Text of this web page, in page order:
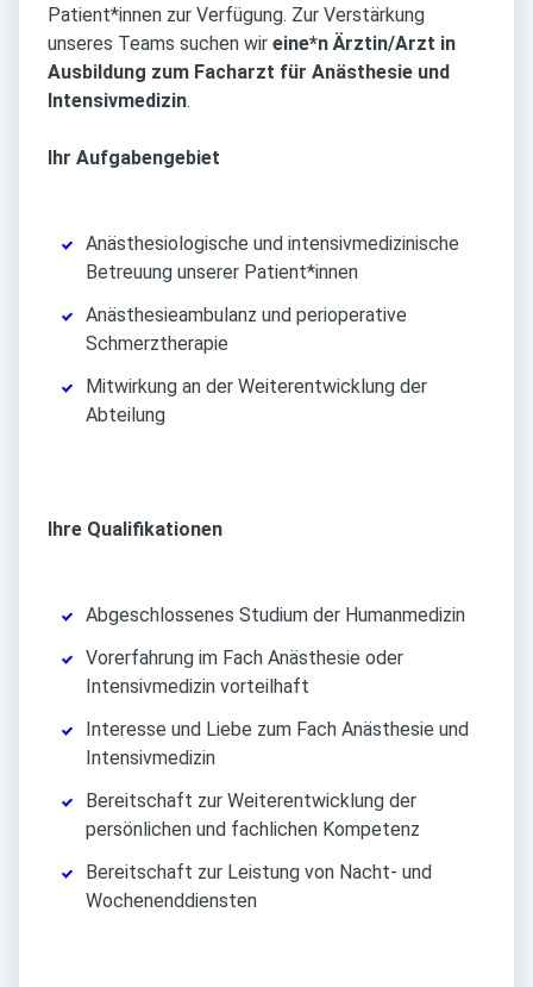
Patient*innen zur Verfügung. Zur Verstärkung
unseres Teams suchen wir eine*n Ärztin/Arzt in
Ausbildung zum Facharzt für Anästhesie und
Intensivmedizin.
Ihr Aufgabengebiet
Anästhesiologische und intensivmedizinische
Betreuung unserer Patient*innen
Anästhesieambulanz und perioperative
Schmerztherapie
Mitwirkung an der Weiterentwicklung der
Abteilung
Ihre Qualifikationen
Abgeschlossenes Studium der Humanmedizin
Vorerfahrung im Fach Anästhesie oder
Intensivmedizin vorteilhaft
Interesse und Liebe zum Fach Anästhesie und
Intensivmedizin
Bereitschaft zur Weiterentwicklung der
persönlichen und fachlichen Kompetenz
Bereitschaft zur Leistung von Nacht- und
Wochenenddiensten